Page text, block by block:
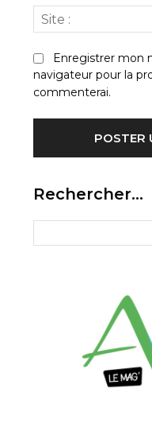
Enregistrer mon
navigateur pour la
commenterai.
Rechercher…